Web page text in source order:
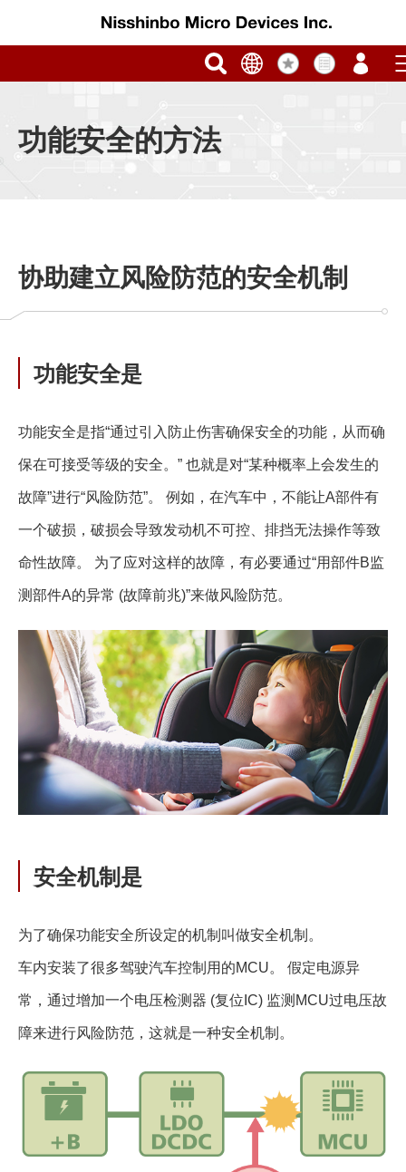
功能安全的方法
协助建立风险防范的安全机制
功能安全是
功能安全是指“通过引入防止伤害确保安全的功能，从而确
保在可接受等级的安全。” 也就是对“某种概率上会发生的
故障”进行“风险防范”。 例如，在汽车中，不能让A部件有
一个破损，破损会导致发动机不可控、排挡无法操作等致
命性故障。 为了应对这样的故障，有必要通过“用部件B监
测部件A的异常 (故障前兆)”来做风险防范。
安全机制是
为了确保功能安全所设定的机制叫做安全机制。
车内安装了很多驾驶汽车控制用的MCU。 假定电源异
常，通过增加一个电压检测器 (复位IC) 监测MCU过电压故
障来进行风险防范，这就是一种安全机制。